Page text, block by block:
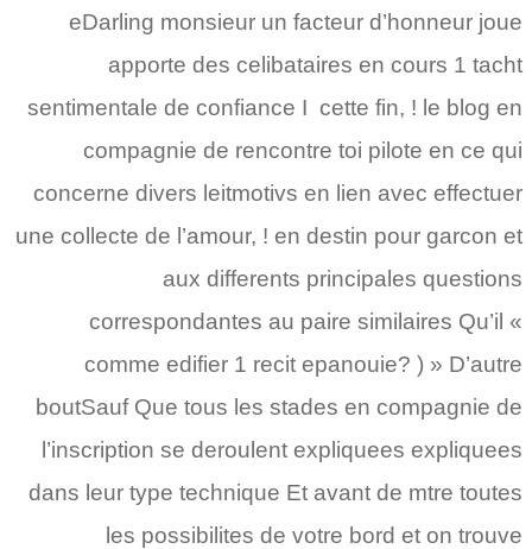
eDarling monsieur un facteur d’honneur joue
apporte des celibataires en cours 1 tacht
sentimentale de confiance I cette fin, ! le blog en
compagnie de rencontre toi pilote en ce qui
concerne divers leitmotivs en lien avec effectuer
une collecte de l’amour, ! en destin pour garcon et
aux differents principales questions
correspondantes au paire similaires Qu’il «
comme edifier 1 recit epanouie? ) » D’autre
boutSauf Que tous les stades en compagnie de
l’inscription se deroulent expliquees expliquees
dans leur type technique Et avant de mtre toutes
les possibilites de votre bord et on trouve